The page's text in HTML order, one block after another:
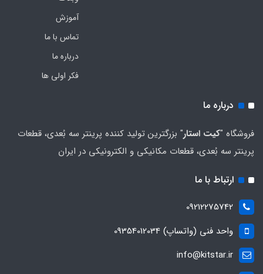
آموزش
تماس با ما
درباره ما
فکر اولی ها
درباره ما
فروشگاه "کیت استار" بزرگترین تولید کننده پرینتر سه بُعدی، قطعات
پرینتر سه بُعدی، قطعات مکانیکی و الکترونیکی در ایران
ارتباط با ما
09212275742
واحد فنی (واتساپ) 09354012034
info@kitstar.ir